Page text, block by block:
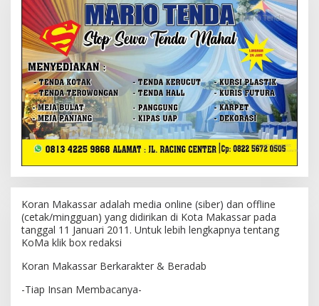
Koran Makassar adalah media online (siber) dan offline
(cetak/mingguan) yang didirikan di Kota Makassar pada
tanggal 11 Januari 2011. Untuk lebih lengkapnya tentang
KoMa klik box redaksi
Koran Makassar Berkarakter & Beradab
-Tiap Insan Membacanya-